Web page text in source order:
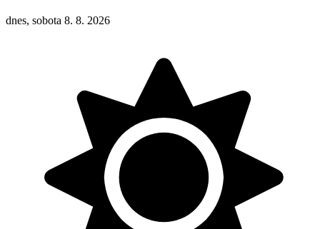
dnes, sobota 8. 8. 2026